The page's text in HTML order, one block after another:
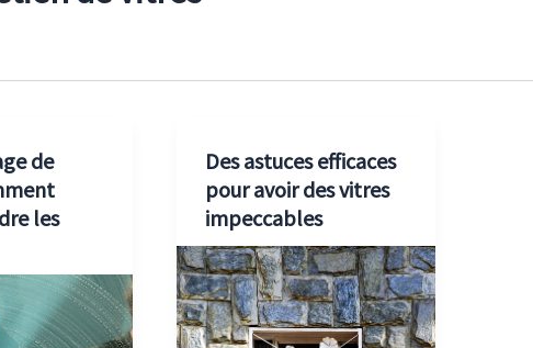
de
les
Des astuces efficaces
pour avoir des vitres
impeccables